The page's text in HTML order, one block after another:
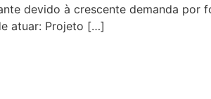
devido à crescente demanda por
atuar: Projeto […]